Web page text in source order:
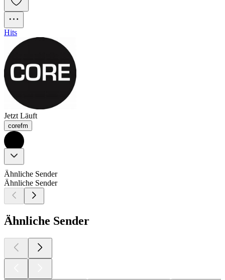
Hits
Jetzt Läuft
corefm
Ähnliche Sender
Ähnliche Sender
Ähnliche Sender